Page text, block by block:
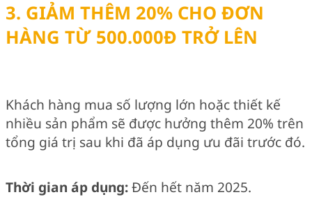
3. GIẢM THÊM 20% CHO ĐƠN
HÀNG TỪ 500.000Đ TRỞ LÊN
Khách hàng mua số lượng lớn hoặc thiết kế
nhiều sản phẩm sẽ được hưởng thêm 20% trên
tổng giá trị sau khi đã áp dụng ưu đãi trước đó.
Thời gian áp dụng:Đến hết năm 2025.